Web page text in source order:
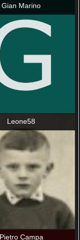
Gian Marino
Leone58
Pietro Campa